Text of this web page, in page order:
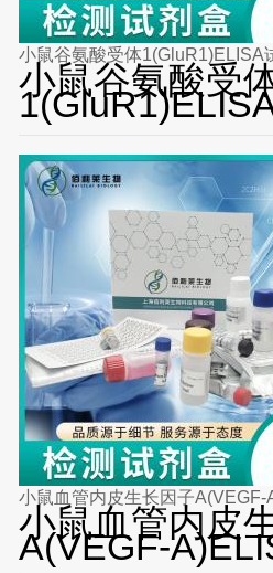
小鼠谷氨酸受体1(GluR1)ELISA
小鼠谷氨酸受
小鼠血管内皮生长因子A(VEGF-
小鼠血管内皮
A(VEGF-